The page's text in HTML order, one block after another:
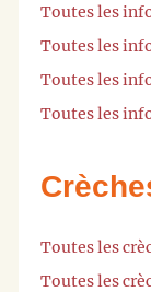
Toutes les
Toutes les
Toutes les
Toutes les
Toutes les
Toutes les